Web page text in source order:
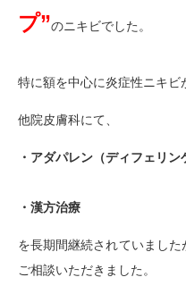
プ”のニキビでした。
特に額を中心に炎症性ニキビ
他院皮膚科にて、
・アダパレン（ディフェリン
・漢方治療
を長期間継続されていまし
ご相談いただきました。